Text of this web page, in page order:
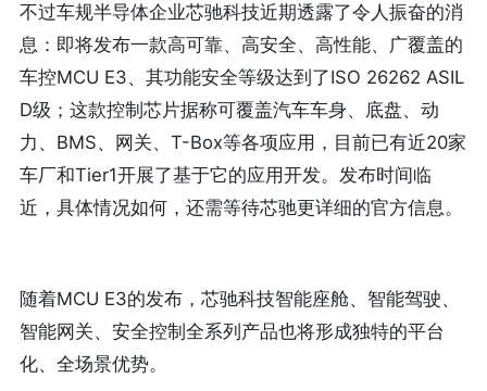
不过车规半导体企业芯驰科技近期透露了令人振奋的消
息：即将发布一款高可靠、高安全、高性能、广覆盖的
车控MCU E3、其功能安全等级达到了ISO 26262 ASIL
D级；这款控制芯片据称可覆盖汽车车身、底盘、动
力、BMS、网关、T-Box等各项应用，目前已有近20家
车厂和Tier1开展了基于它的应用开发。发布时间临
近，具体情况如何，还需等待芯驰更详细的官方信息。
随着MCU E3的发布，芯驰科技智能座舱、智能驾驶、
智能网关、安全控制全系列产品也将形成独特的平台
化、全场景优势。